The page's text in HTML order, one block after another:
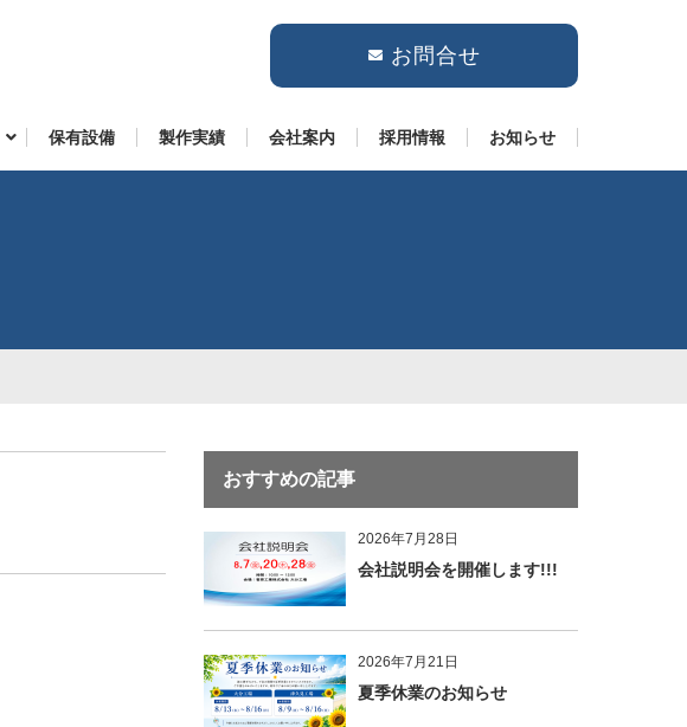
保有設備 製作実績 会社案内 採用情報 お知らせ
お問合せ
おすすめの記事
2026年7月28日
会社説明会を開催します!!!
2026年7月21日
夏季休業のお知らせ